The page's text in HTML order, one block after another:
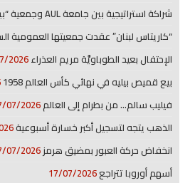
شراكة استراتيجية بين جامعة AUL وجمعية “بيروتيات”
“كاريتاس لبنان” عقدت جمعيتها العمومية
الإحتفال بعيد الطوباويَّة مريم العذراء2026
بيع قميص بيليه في نهائي كأس العالم 1958
فيليب سالم… من بطرام إلى العالم07/2026
الذهب يتجه لتسجيل أكبر خسارة أسبوعية
انخفاض حركة العبور بمضيق هرمز07/2026
أسهم أوروبا تتراجع17/07/2026